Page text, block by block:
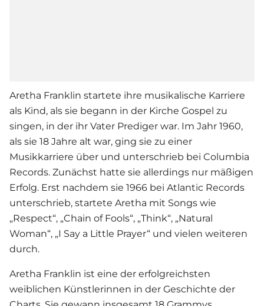
Aretha Franklin startete ihre musikalische Karriere
als Kind, als sie begann in der Kirche Gospel zu
singen, in der ihr Vater Prediger war. Im Jahr 1960,
als sie 18 Jahre alt war, ging sie zu einer
Musikkarriere über und unterschrieb bei Columbia
Records. Zunächst hatte sie allerdings nur mäßigen
Erfolg. Erst nachdem sie 1966 bei Atlantic Records
unterschrieb, startete Aretha mit Songs wie
„Respect“, „Chain of Fools“, „Think“, „Natural
Woman“, „I Say a Little Prayer“ und vielen weiteren
durch.
Aretha Franklin ist eine der erfolgreichsten
weiblichen Künstlerinnen in der Geschichte der